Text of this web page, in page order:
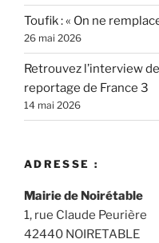
Toufik : « On ne
26 mai 2026
Retrouvez l’interview
reportage de France 3
14 mai 2026
ADRESSE :
Mairie de Noirétable
1, rue Claude Peurière
42440 NOIRETABLE